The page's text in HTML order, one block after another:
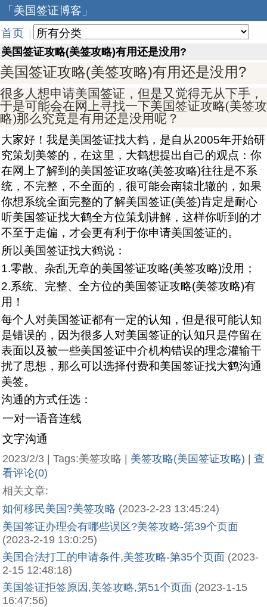
「美国签证博客」
首页
美国签证攻略(美签攻略)有用还是没用?
美国签证攻略(美签攻略)有用还是没用?
很多人想申请美国签证，但是又觉得无从下手，
于是可能会在网上寻找一下美国签证攻略(美签攻
略)那么究竟是有用还是没用呢？
大家好！我是美国签证找大鹤，是自从2005年开始研
究策划美签的，在这里，大鹤想提出自己的观点：你
在网上了解到的美国签证攻略(美签攻略)往往是不系
统，不完整，不全面的，很可能会南辕北辙的，如果
你想系统全面完整的了解美国签证(美签)肯定是耐心
听美国签证找大鹤全方位策划讲解，这样你听到的才
不至于走偏，才会更有利于你申请美国签证的。
所以美国签证找大鹤说：
1.零散、杂乱无章的美国签证攻略(美签攻略)没用；
2.系统、完整、全方位的美国签证攻略(美签攻略)有
用！
每个人对美国签证都有一定的认知，但是很可能认知
是错误的，因为很多人对美国签证的认知只是停留在
表面以及被一些美国签证中介机构错误的理念灌输干
扰了思想，那么可以选择付费和美国签证找大鹤沟通
美签。
沟通的方式任选：
一对一语音连线
文字沟通
2023/2/3 | Tags:美签攻略 | 美签攻略(美国签证攻略)
查
看评论(0)
相关文章:
如何移民美国?美签攻略 (2023-2-23 13:45:24)
美国签证办理会有哪些误区?美签攻略-第39个页面
(2023-2-19 13:0:25)
美国合法打工的申请条件,美签攻略-第35个页面 (2023-
2-15 12:48:18)
美国签证拒签原因,美签攻略,第51个页面 (2023-1-15
16:47:56)